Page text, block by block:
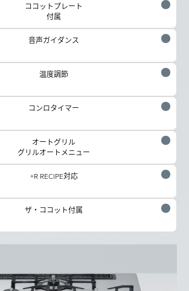
ココットプレート
付属
音声ガイダンス
温度調節
コンロタイマー
オートグリル
グリルオートメニュー
+R RECIPE対応
ザ・ココット付属